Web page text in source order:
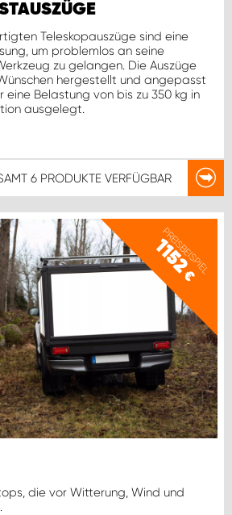
Teleskopauszüge sind eine
um problemlos an seine
zu gelangen. Die Auszüge
hergestellt und angepasst
eine Belastung von bis zu 350 kg in
ausgelegt.
6 PRODUKTE VERFÜGBAR
PREISBEISPIEL
1152
€
die vor Witterung, Wind und